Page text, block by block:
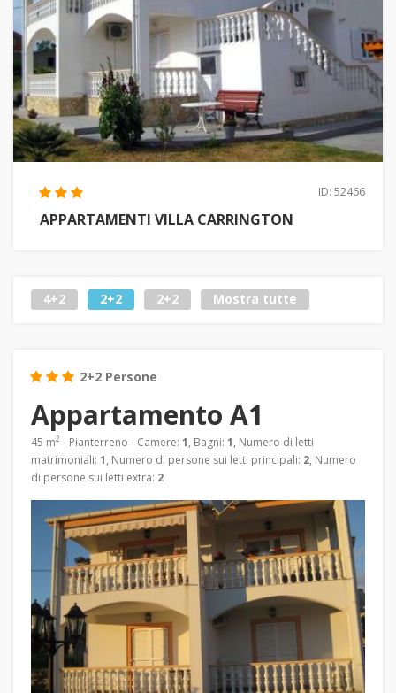
ID: 52466
APPARTAMENTI VILLA CARRINGTON
4+2 2+2 2+2 Mostra tutte
2+2 Persone
Appartamento A1
45 m2 - Pianterreno - Camere: 1, Bagni: 1, Numero di letti
matrimoniali: 1, Numero di persone sui letti principali: 2, Numero
di persone sui letti extra: 2